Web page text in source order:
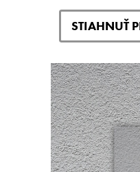
STIAHNUŤ